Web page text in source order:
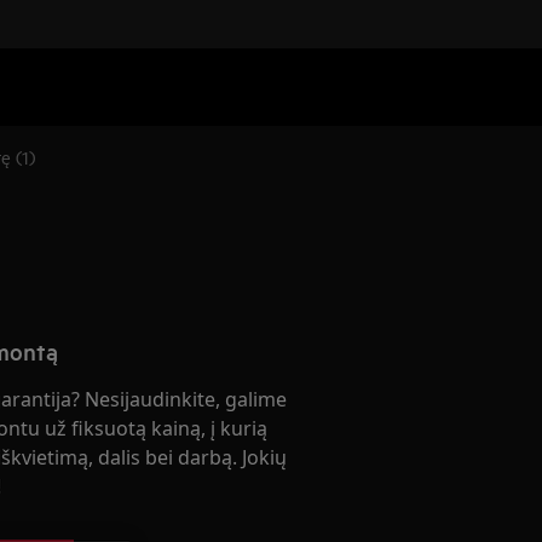
(1)
Nesijaudinkite, galime
už fiksuotą kainą, į kurią
dalis bei darbą. Jokių